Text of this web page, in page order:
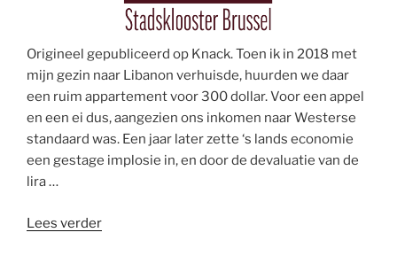
Origineel gepubliceerd op Knack. Toen ik in 2018 met
mijn gezin naar Libanon verhuisde, huurden we daar
een ruim appartement voor 300 dollar. Voor een appel
en een ei dus, aangezien ons inkomen naar Westerse
standaard was. Een jaar later zette ‘s lands economie
een gestage implosie in, en door de devaluatie van de
lira …
Lees verder“Op